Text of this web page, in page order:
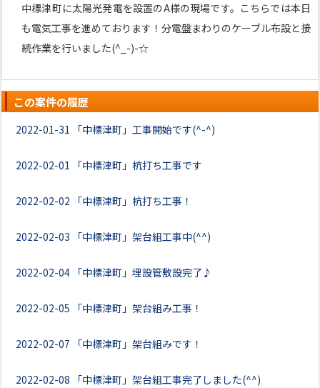
中標津町に太陽光発電を設置のA様の現場です。こちらでは本日
も電気工事を進めております！分電盤まわりのケーブル布設と接
続作業を行いました(^_-)-☆
この案件の履歴
2022-01-31 「中標津町」工事開始です(^-^)
2022-02-01 「中標津町」杭打ち工事です
2022-02-02 「中標津町」杭打ち工事！
2022-02-03 「中標津町」架台組工事中(^^)
2022-02-04 「中標津町」埋設管敷設完了♪
2022-02-05 「中標津町」架台組み工事！
2022-02-07 「中標津町」架台組みです！
2022-02-08 「中標津町」架台組工事完了しました(^^)